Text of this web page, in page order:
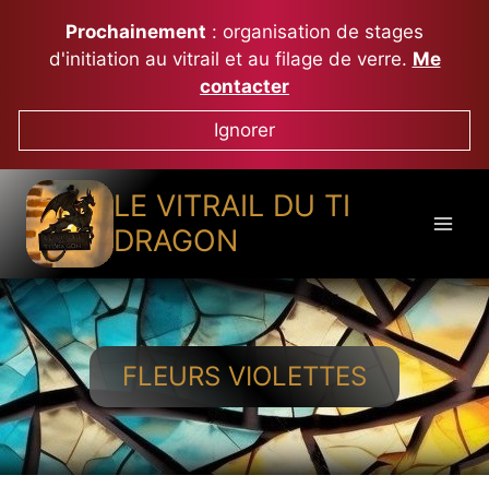
contenu
Prochainement : organisation de stages
d'initiation au vitrail et au filage de verre. Me
contacter
Ignorer
LE VITRAIL DU TI
DRAGON
FLEURS VIOLETTES